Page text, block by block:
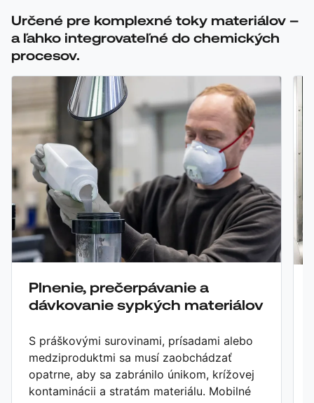
Určené pre komplexné toky materiálov –
a ľahko integrovateľné do chemických
procesov.
Plnenie, prečerpávanie a
dávkovanie sypkých materiálov
S práškovými surovinami, prísadami alebo
medziproduktmi sa musí zaobchádzať
opatrne, aby sa zabránilo únikom, krížovej
kontaminácii a stratám materiálu. Mobilné